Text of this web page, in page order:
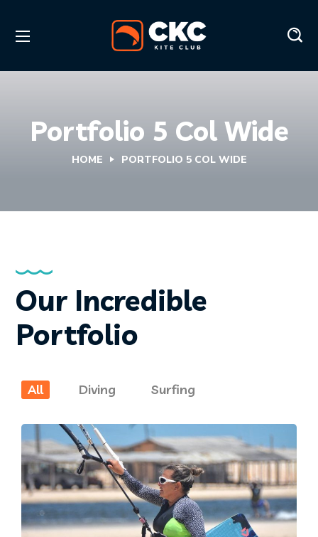
Portfolio 5 Col Wide
HOME PORTFOLIO 5 COL WIDE
Our Incredible
Portfolio
All Diving Surfing